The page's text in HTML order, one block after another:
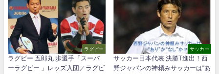
ラグビー
ラグビー 五郎丸 歩選手「スーパ
ーラグビー 」レッズ入団／ラグビ
サッカー
サッカー日本代表 決勝T進出！西
野ジャパンの神頼みサッカーは“あ